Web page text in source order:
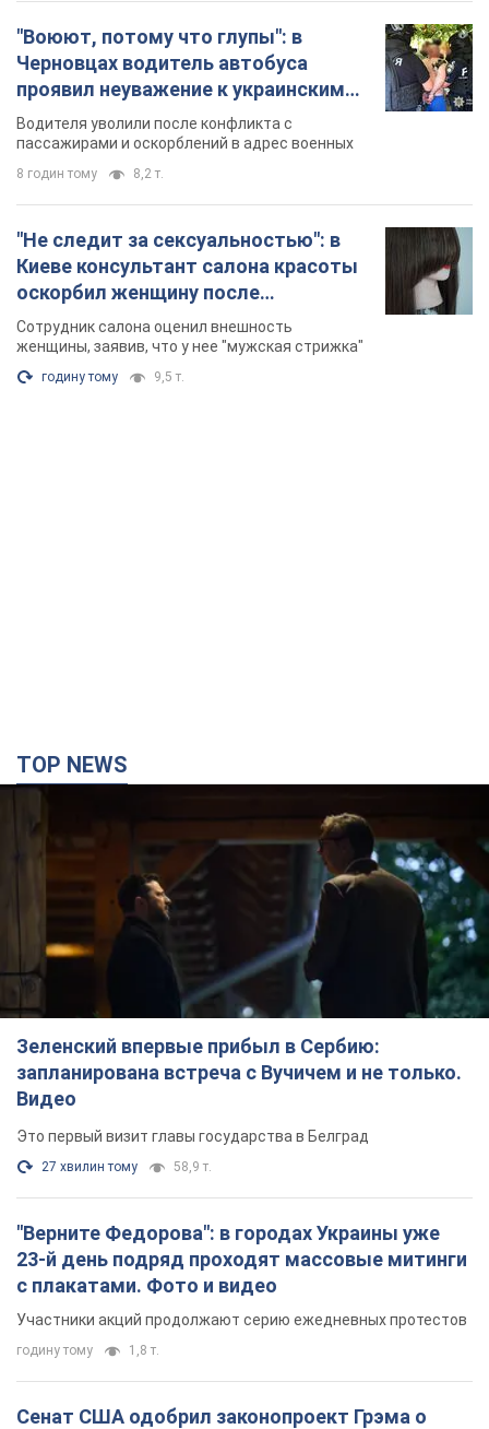
"Воюют, потому что глупы": в
Черновцах водитель автобуса
проявил неуважение к украинским
военным и поплатился за это.
Видео
Водителя уволили после конфликта с
пассажирами и оскорблений в адрес военных
8 годин тому 8,2 т.
"Не следит за сексуальностью": в
Киеве консультант салона красоты
оскорбил женщину после
химиотерапии, разгорелся скандал.
Фото
Сотрудник салона оценил внешность
женщины, заявив, что у нее "мужская стрижка"
годину тому 9,5 т.
TOP NEWS
Зеленский впервые прибыл в Сербию:
запланирована встреча с Вучичем и не только.
Видео
Это первый визит главы государства в Белград
27 хвилин тому 58,9 т.
"Верните Федорова": в городах Украины уже
23-й день подряд проходят массовые митинги
с плакатами. Фото и видео
Участники акций продолжают серию ежедневных протестов
годину тому 1,8 т.
Сенат США одобрил законопроект Грэма о